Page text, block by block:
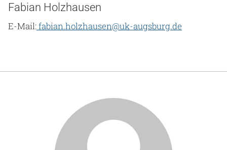
Fabian Holzhausen
E-Mail:fabian.holzhausen@uk-augsburg.de